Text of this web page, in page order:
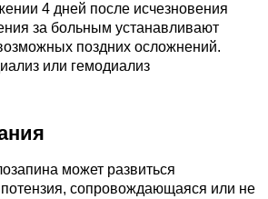
4 дней после исчезновения
за больным устанавливают
поздних осложнений.
или гемодиализ
может развиться
сопровождающаяся или не